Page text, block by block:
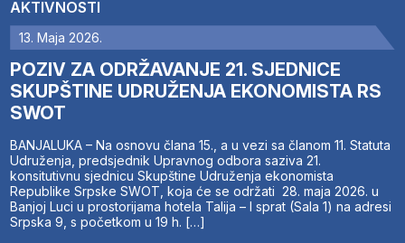
AKTIVNOSTI
13. Maja 2026.
POZIV ZA ODRŽAVANJE 21. SJEDNICE
SKUPŠTINE UDRUŽENJA EKONOMISTA RS
SWOT
BANJALUKA – Na osnovu člana 15., a u vezi sa članom 11. Statuta
Udruženja, predsjednik Upravnog odbora saziva 21.
konsitutivnu sjednicu Skupštine Udruženja ekonomista
Republike Srpske SWOT, koja će se održati 28. maja 2026. u
Banjoj Luci u prostorijama hotela Talija – I sprat (Sala 1) na adresi
Srpska 9, s početkom u 19 h. […]